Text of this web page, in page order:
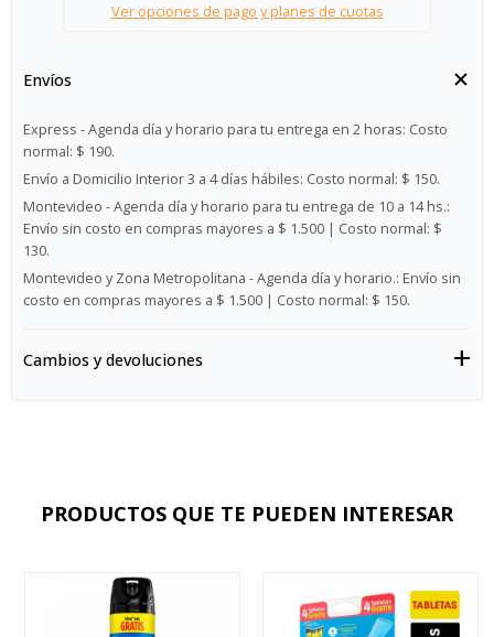
Ver opciones de pago y planes de cuotas
Envíos
Express - Agenda día y horario para tu entrega en 2 horas: Costo
normal: $ 190.
Envío a Domicilio Interior 3 a 4 días hábiles: Costo normal: $ 150.
Montevideo - Agenda día y horario para tu entrega de 10 a 14 hs.:
Envío sin costo en compras mayores a $ 1.500 | Costo normal: $
130.
Montevideo y Zona Metropolitana - Agenda día y horario.: Envío sin
costo en compras mayores a $ 1.500 | Costo normal: $ 150.
Cambios y devoluciones
PRODUCTOS QUE TE PUEDEN INTERESAR